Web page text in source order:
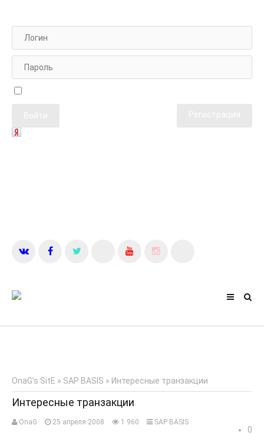
OnaG's SitE » SAP BASIS » Интересные транзакции
Интересные транзакции
OnaG 25 апреля 2008 1 960 SAP BASIS
0